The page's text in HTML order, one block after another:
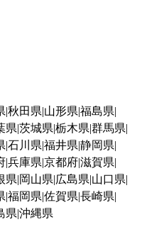
秋田県 山形県 福島県
県 茨城県 栃木県 群馬県
石川県 福井県 静岡県
兵庫県 京都府滋賀県
県 岡山県 広島県 山口県
福岡県 佐賀県 長崎県
県 沖縄県